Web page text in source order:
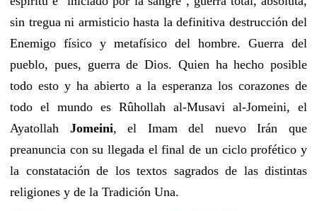
sin tregua ni armisticio hasta la definitiva destrucción del
Enemigo físico y metafísico del hombre. Guerra del
pueblo, pues, guerra de Dios. Quien ha hecho posible
todo esto y ha abierto a la esperanza los corazones de
todo el mundo es Rûhollah al-Musavi al-Jomeini, el
Ayatollah Jomeini, el Imam del nuevo Irán que
preanuncia con su llegada el final de un ciclo profético y
la constatación de los textos sagrados de las distintas
religiones y de la Tradición Una.